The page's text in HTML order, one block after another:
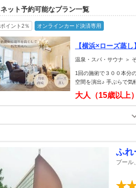
ネット予約可能なプラン一覧
ポイント2％ オンラインカード決済専用
【横浜×ローズ蒸
温泉・スパ・サウナ ＞
1回の施術で３００本分
空間を演出♪ 手ぶらで気
大人（15歳以上）
ふれ
プール